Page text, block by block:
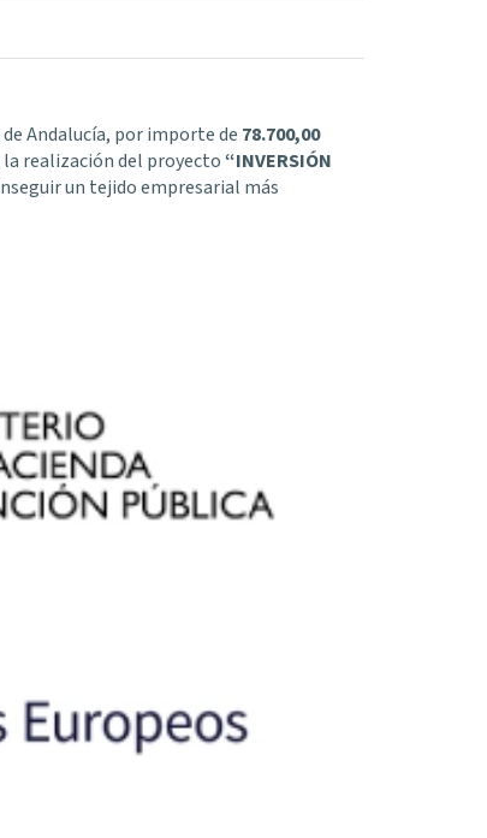
Andalucía, por importe de 78.700,00
la realización del proyecto “INVERSIÓN
un tejido empresarial más